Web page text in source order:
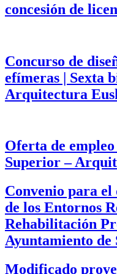
concesión de
Concurso de
efímeras | Sexta
Arquitectura
Oferta de
Superior –
Convenio para
de los Entornos
Rehabilitación
Ayuntamiento de
Modificado